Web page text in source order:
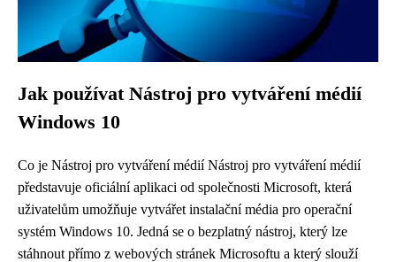
Jak používat Nástroj pro vytváření médií
Windows 10
Co je Nástroj pro vytváření médií Nástroj pro vytváření médií
představuje oficiální aplikaci od společnosti Microsoft, která
uživatelům umožňuje vytvářet instalační média pro operační
systém Windows 10. Jedná se o bezplatný nástroj, který lze
stáhnout přímo z webových stránek Microsoftu a který slouží